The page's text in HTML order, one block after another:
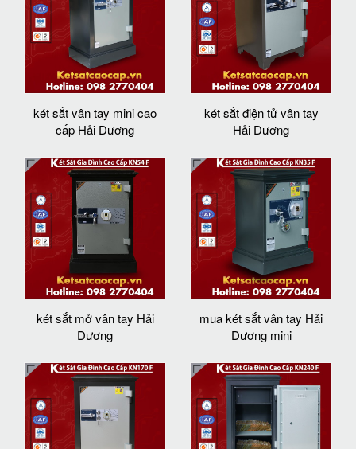
két sắt vân tay mini cao
cấp Hải Dương
két sắt điện tử vân tay
Hải Dương
két sắt mở vân tay Hải
Dương
mua két sắt vân tay Hải
Dương mini